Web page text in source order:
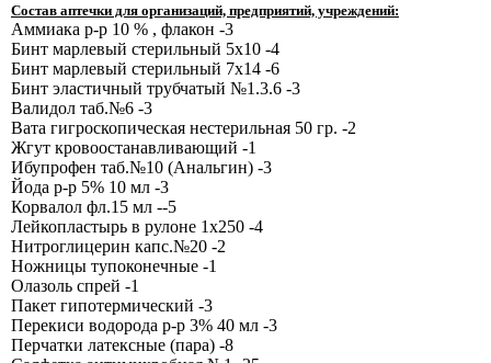
Состав аптечки для организаций, предприятий, учреждений:
Аммиака р-р 10 % , флакон -3
Бинт марлевый стерильный 5х10 -4
Бинт марлевый стерильный 7х14 -6
Бинт эластичный трубчатый №1.3.6 -3
Валидол таб.№6 -3
Вата гигроскопическая нестерильная 50 гр. -2
Жгут кровоостанавливающий -1
Ибупрофен таб.№10 (Анальгин) -3
Йода р-р 5% 10 мл -3
Корвалол фл.15 мл --5
Лейкопластырь в рулоне 1х250 -4
Нитроглицерин капс.№20 -2
Ножницы тупоконечные -1
Олазоль спрей -1
Пакет гипотермический -3
Перекиси водорода р-р 3% 40 мл -3
Перчатки латексные (пара) -8